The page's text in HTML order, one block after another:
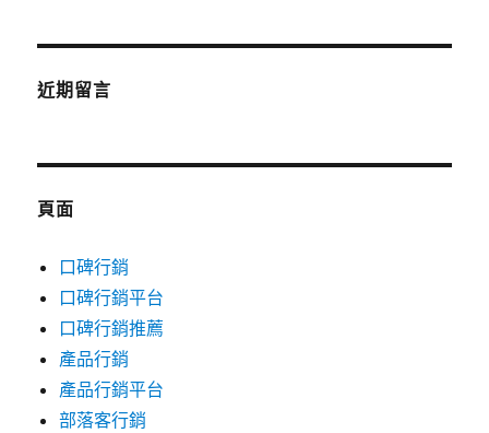
近期留言
頁面
口碑行銷
口碑行銷平台
口碑行銷推薦
產品行銷
產品行銷平台
部落客行銷